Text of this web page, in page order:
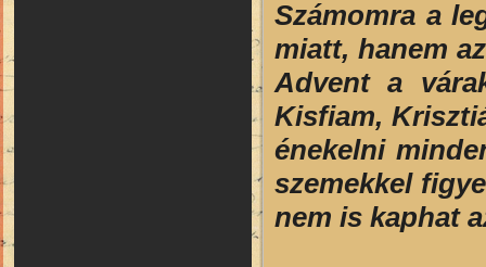
Számomra a
miatt, hanem
Advent a
Kisfiam,
énekelni
szemekkel
nem is kaphat